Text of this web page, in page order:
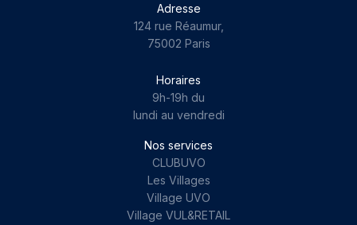
Adresse
124 rue Réaumur,
75002 Paris
Horaires
9h-19h du
lundi au vendredi
Nos services
CLUBUVO
Les Villages
Village UVO
Village VUL&RETAIL